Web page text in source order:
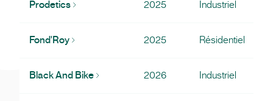
Prodetics 2025 Industriel
Fond'Roy 2025 Résidentiel
Black And Bike 2026 Industriel